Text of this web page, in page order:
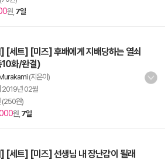
원, 7일
[세트] [미즈] 후배에게 지배당하는 열쇠
10화/완결)
(지은이)
2019년 02월
(250원)
원, 7일
[세트] [미즈] 선생님 내 장난감이 될래